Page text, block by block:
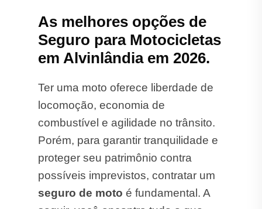
As melhores opções de
Seguro para Motocicletas
em Alvinlândia em 2026.
Ter uma moto oferece liberdade de
locomoção, economia de
combustível e agilidade no trânsito.
Porém, para garantir tranquilidade e
proteger seu patrimônio contra
possíveis imprevistos, contratar um
seguro de moto é fundamental. A